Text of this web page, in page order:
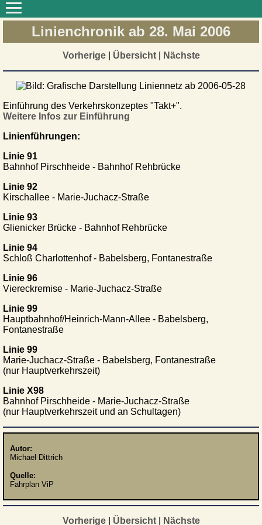
Linienchronik ab 28. Mai 2006
Vorherige| Übersicht| Nächste
Einführung des Verkehrskonzeptes "Takt+".
Weitere Infos zur Einführung
Linienführungen:
Linie 91
Bahnhof Pirschheide - Bahnhof Rehbrücke
Linie 92
Kirschallee - Marie-Juchacz-Straße
Linie 93
Glienicker Brücke - Bahnhof Rehbrücke
Linie 94
Schloß Charlottenhof - Babelsberg, Fontanestraße
Linie 96
Viereckremise - Marie-Juchacz-Straße
Linie 99
Hauptbahnhof/Heinrich-Mann-Allee - Babelsberg,
Fontanestraße
Linie 99
Marie-Juchacz-Straße - Babelsberg, Fontanestraße
(nur Hauptverkehrszeit)
Linie X98
Bahnhof Pirschheide - Marie-Juchacz-Straße
(nur Hauptverkehrszeit und an Schultagen)
Autor:
Michael Dittrich
Quelle:
Fahrplan ViP
Vorherige| Übersicht| Nächste